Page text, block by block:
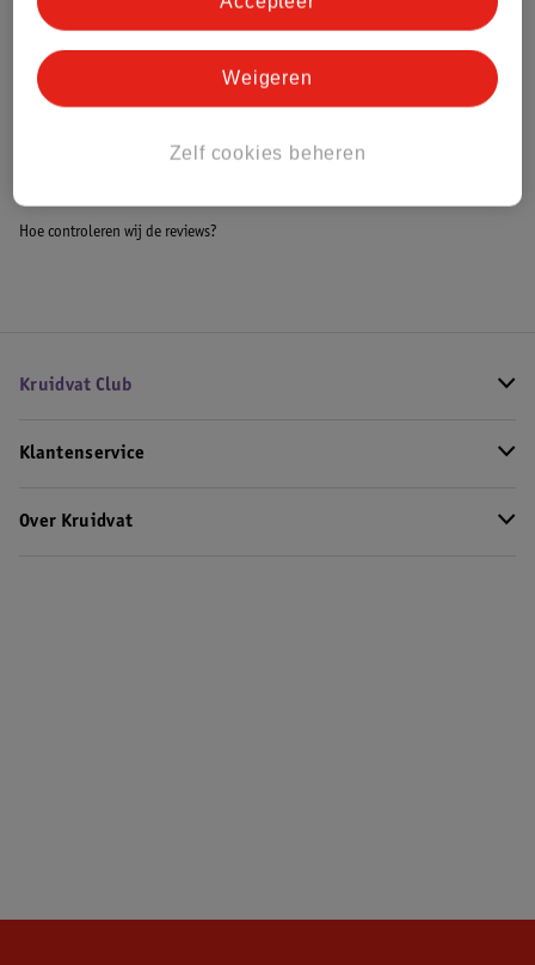
Bestel & Bezorginformatie
Hoe controleren wij de reviews?
Kruidvat Club
Klantenservice
Over Kruidvat
Zelf cookies beheren
Weigeren